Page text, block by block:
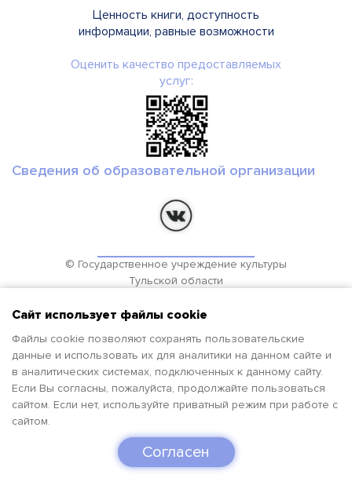
Сайт использует файлы cookie
Файлы cookie позволяют сохранять пользовательские
данные и использовать их для аналитики на данном сайте и
в аналитических системах, подключенных к данному сайту.
Если Вы согласны, пожалуйста, продолжайте пользоваться
сайтом. Если нет, используйте приватный режим при работе с
сайтом.
Согласен
Ценность книги, доступность
информации, равные возможности
Оценить качество предоставляемых
услуг:
Сведения об образовательной организации
© Государственное учреждение культуры
Тульской области
2019-2026гг.